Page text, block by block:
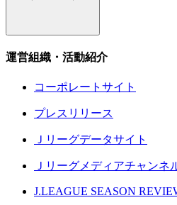
運営組織・活動紹介
コーポレートサイト
プレスリリース
Ｊリーグデータサイト
Ｊリーグメディアチャンネ
J.LEAGUE SEASON